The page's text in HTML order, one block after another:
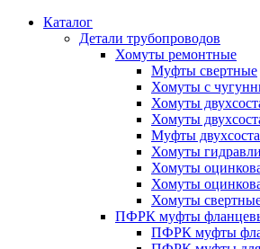
Каталог
Детали трубопроводов
Хомуты ремонтные
Муфты свертные
Хомуты с
Хомуты
Хомуты
Муфты
Хомуты
Хомуты
Хомуты
Хомуты
ПФРК муфты
ПФРК муфты